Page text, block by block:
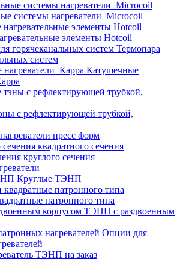
системы нагреватели_Microcoil
элементы Hotcoil
Термопара
систем
Катушечные
с рефлектирующей трубкой,
пресс форм
квадратного сечения
круглого сечения
Круглые ТЭНП
патронного типа
ТЭНП с раздвоенным
Опции для